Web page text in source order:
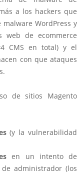
a los hackers que
WordPress y
web de ecommerce
CMS en total) y el
con que ataques
de sitios Magento
(y la vulnerabilidad
en un intento de
administrador (los